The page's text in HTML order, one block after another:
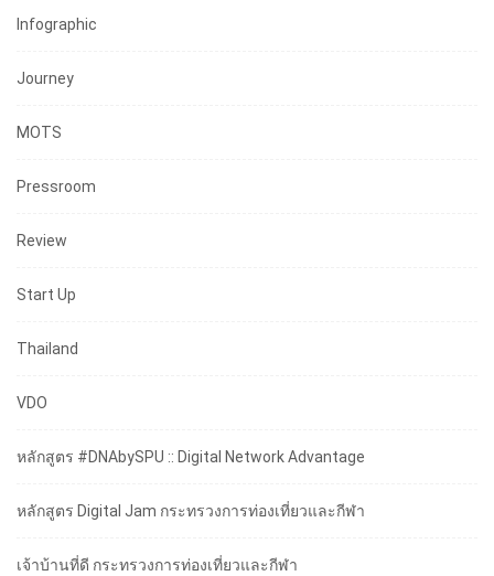
Infographic
Journey
MOTS
Pressroom
Review
Start Up
Thailand
VDO
หลักสูตร #DNAbySPU :: Digital Network Advantage
หลักสูตร Digital Jam กระทรวงการท่องเที่ยวและกีฬา
เจ้าบ้านที่ดี กระทรวงการท่องเที่ยวและกีฬา